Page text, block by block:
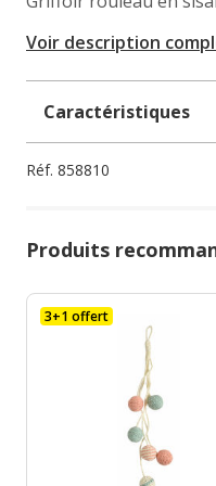
Voir description
Caractéristiques
Réf. 858810
Produits
3+1 offert